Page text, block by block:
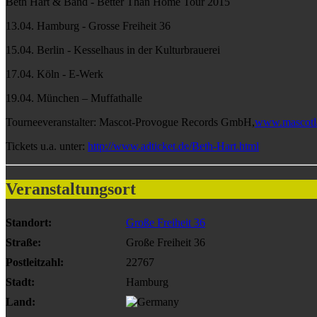
13.04. Hamburg - Grosse Freiheit 36
15.04. Berlin - Kesselhaus in der Kulturbrauerei
17.04. Köln - E-Werk
19.04. München – Muffathalle
Tourneeveranstalter: Mascot-Provogue Records GmbH,
Tickets u.a. unter: http://www.adticket.de/Beth-Hart.html
Veranstaltungsort
Standort:
Große Freiheit 36
Straße:
Große Freiheit 36
Postleitzahl:
22767
Stadt:
Hamburg
Land: